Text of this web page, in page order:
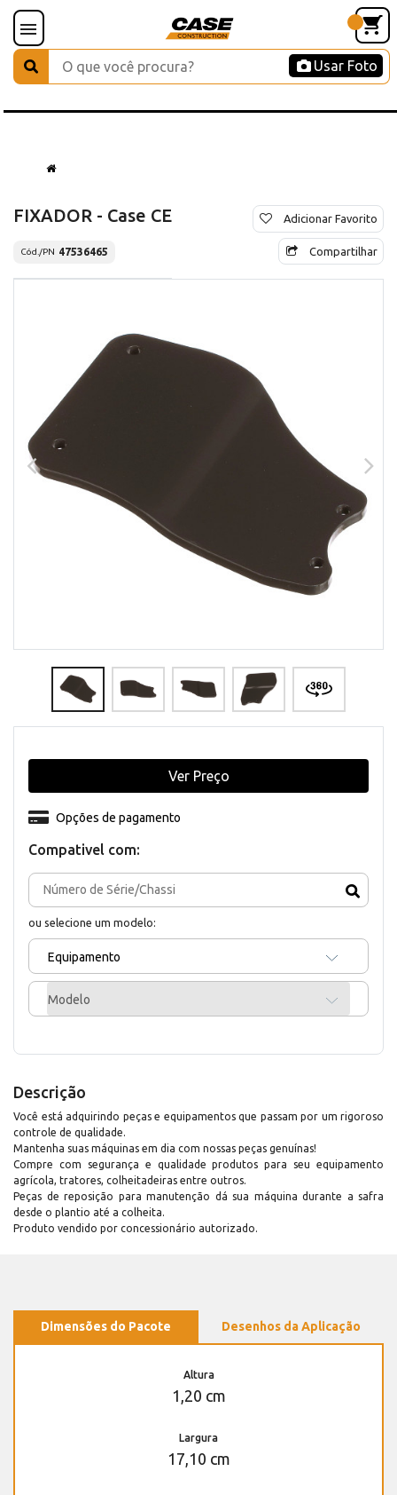
Usar Foto
FIXADOR - Case CE
Cód./PN 47536465
Adicionar Favorito
Compartilhar
Compativel com:
ou selecione um modelo:
Equipamento
Modelo
Opções de pagamento
Ver Preço
Descrição
Você está adquirindo peças e equipamentos que passam por um rigoroso
controle de qualidade.
Mantenha suas máquinas em dia com nossas peças genuínas!
Compre com segurança e qualidade produtos para seu equipamento
agrícola, tratores, colheitadeiras entre outros.
Peças de reposição para manutenção dá sua máquina durante a safra
desde o plantio até a colheita.
Produto vendido por concessionário autorizado.
Dimensões do Pacote Desenhos da Aplicação
Altura
1,20 cm
Largura
17,10 cm